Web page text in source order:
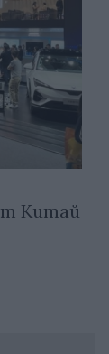
Китай